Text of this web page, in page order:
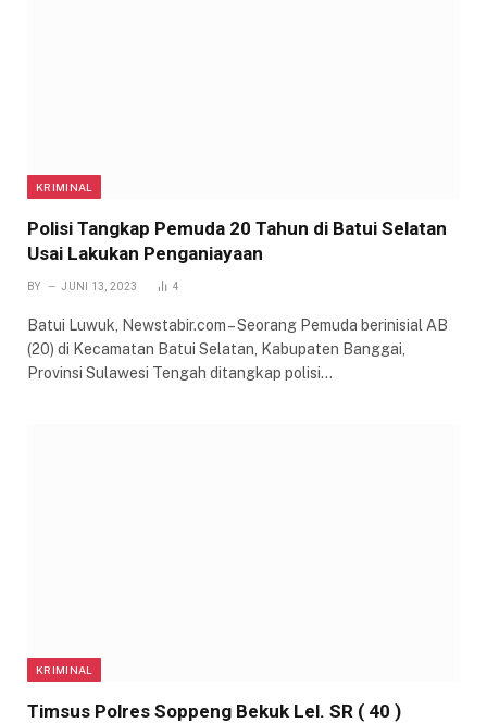
KRIMINAL
Polisi Tangkap Pemuda 20 Tahun di Batui Selatan
Usai Lakukan Penganiayaan
BY JUNI 13, 2023 4
Batui Luwuk, Newstabir.com – Seorang Pemuda berinisial AB
(20) di Kecamatan Batui Selatan, Kabupaten Banggai,
Provinsi Sulawesi Tengah ditangkap polisi…
KRIMINAL
Timsus Polres Soppeng Bekuk Lel. SR ( 40 )